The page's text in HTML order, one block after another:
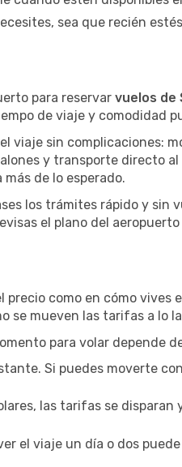
sea que recién
para reservar vuelos de
de viaje y comodidad
viaje sin complicaciones:
y transporte directo al
de lo esperado.
los trámites rápido y sin
el plano del
como en cómo vives
se mueven las tarifas a lo
para volar depende
Si puedes moverte
las tarifas se
el viaje un día o dos